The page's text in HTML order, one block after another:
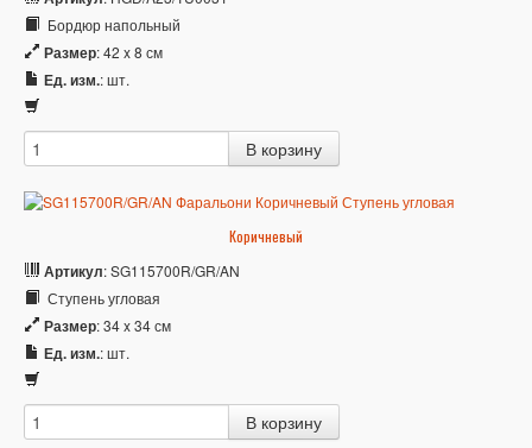
Бордюр напольный
Размер: 42 x 8 см
Ед. изм.: шт.
Коричневый
Артикул: SG115700R/GR/AN
Ступень угловая
Размер: 34 x 34 см
Ед. изм.: шт.